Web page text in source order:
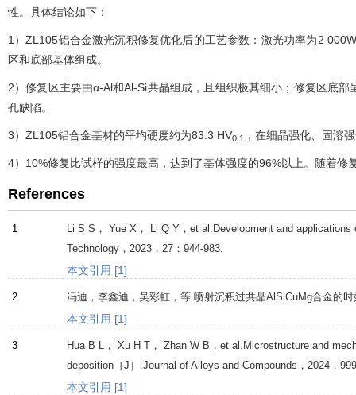
性。具体结论如下：
1）ZL105铝合金激光沉积修复优化后的工艺参数：激光功率为2
区和底部基体组成。
2）修复区主要由α-Al和Al-Si共晶组成，且组织极其细小；修复区底
孔缺陷。
3）ZL105铝合金基材的平均硬度约为83.3 HV0.1 ，在细晶强化、固溶
4）10%修复比试样的强度最高，达到了基体强度的96%以上。随着
References
1 Li S S ， Yue X ， Li Q Y ，et al.Development and
Technology ， 2023 ， 27 ：944-983.
本文引用 [1]
2 冯迪，李鑫迪，吴彩虹，等.喷射沉积过共晶AlSiCuMg合金的
本文引用 [1]
3 Hua B L ， Xu H T ， Zhan W B ，et al.Microstructure and
deposition［J］.Journal of Alloys and Compounds ， 2024 ， 999
本文引用 [1]